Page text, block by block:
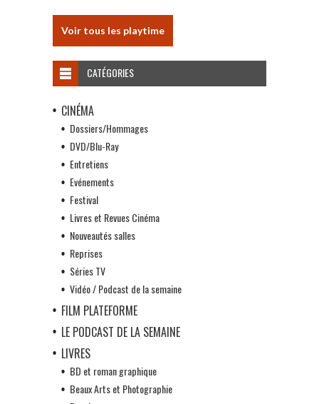
Voir tous les playtime
CATÉGORIES
CINÉMA
Dossiers/Hommages
DVD/Blu-Ray
Entretiens
Evénements
Festival
Livres et Revues Cinéma
Nouveautés salles
Reprises
Séries TV
Vidéo / Podcast de la semaine
FILM PLATEFORME
LE PODCAST DE LA SEMAINE
LIVRES
BD et roman graphique
Beaux Arts et Photographie